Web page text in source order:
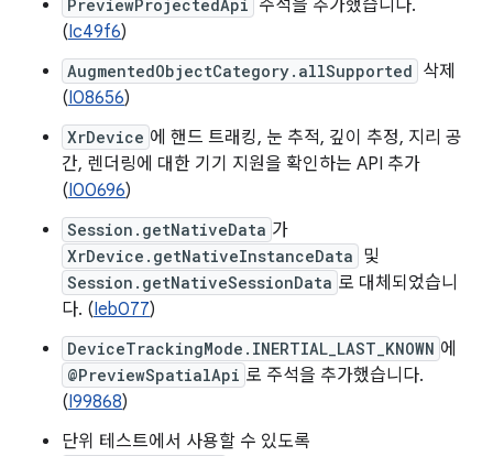
PreviewProjectedApi 주석을 추가했습니다.
(Ic49f6)
AugmentedObjectCategory.allSupported 삭제
(I08656)
XrDevice 에 핸드 트래킹, 눈 추적, 깊이 추정, 지리 공
간, 렌더링에 대한 기기 지원을 확인하는 API 추가
(I00696)
Session.getNativeData 가
XrDevice.getNativeInstanceData 및
Session.getNativeSessionData 로 대체되었습니
다. (Ieb077)
DeviceTrackingMode.INERTIAL_LAST_KNOWN 에
@PreviewSpatialApi 로 주석을 추가했습니다.
(I99868)
단위 테스트에서 사용할 수 있도록